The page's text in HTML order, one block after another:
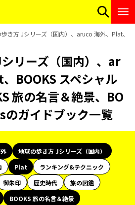
き方 Jシリーズ（国内）、aruco 海外、Plat、
リーズ（国内）、ar
BOOKS スペシャル
旅の名言＆絶景、BO
ガイドブック一覧
地球の歩き方 Jシリーズ（国内）
Plat
ランキング&テクニック
御朱印 歴史時代
旅の図鑑
BOOKS 旅の名言＆絶景